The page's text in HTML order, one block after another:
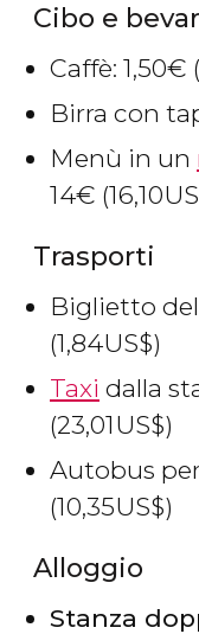
Cibo e
Caffè: 1,50€
Birra con
Menù in un
14€ (16,10
Trasporti
Biglietto
(1,84US$)
Taxi dalla
(23,01 US$)
Autobus
(10,35US$)
Alloggio
Stanza